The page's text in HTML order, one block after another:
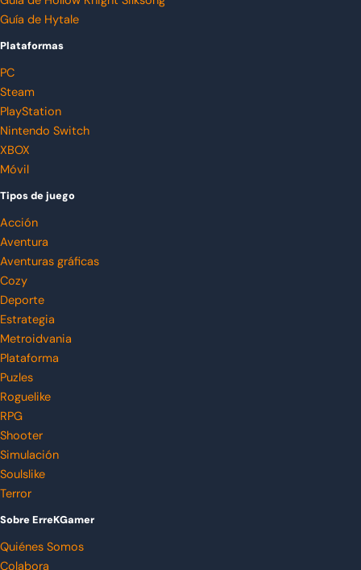
Guía de Hytale
Plataformas
PC
Steam
PlayStation
Nintendo Switch
XBOX
Móvil
Tipos de juego
Acción
Aventura
Aventuras gráficas
Cozy
Deporte
Estrategia
Metroidvania
Plataforma
Puzles
Roguelike
RPG
Shooter
Simulación
Soulslike
Terror
Sobre ErreKGamer
Quiénes Somos
Colabora